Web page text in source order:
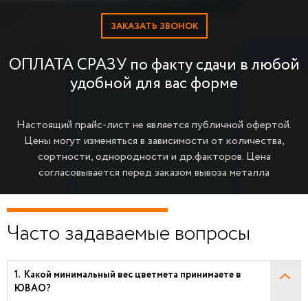
ЗАКАЗАТЬ ЗВОНОК
ОПЛАТА СРАЗУ по факту сдачи в любой
удобной для вас форме
Настоящий прайс-лист не является публичной офертой.
Цены могут изменяться в зависимости от количества,
сортности, однородности и др.факторов. Цена
согласовывается перед заказом вывоза металла
Часто задаваемые вопросы
Какой минимальный вес цветмета принимаете в
ЮВАО?